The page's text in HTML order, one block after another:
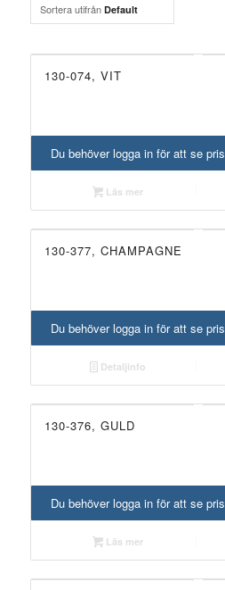
Sortera utifrån Default
130-074, VIT
Du behöver logga in för att se pris
Läs mer
130-377, CHAMPAGNE
Du behöver logga in för att se pris
Detaljinfo
130-376, GULD
Du behöver logga in för att se pris
Läs mer